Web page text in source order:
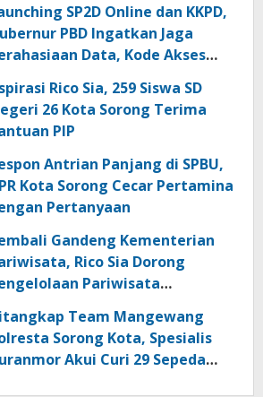
SP2D Online dan KKPD,
PBD Ingatkan Jaga
Data, Kode Akses
Rico Sia, 259 Siswa SD
26 Kota Sorong Terima
PIP
Antrian Panjang di SPBU,
Kota Sorong Cecar Pertamina
Pertanyaan
Gandeng Kementerian
Rico Sia Dorong
Pariwisata
Team Mangewang
Sorong Kota, Spesialis
Akui Curi 29 Sepeda